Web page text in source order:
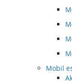
Mobil